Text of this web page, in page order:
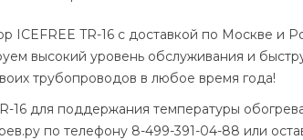
ICEFREE TR-16 с доставкой по Москве и
высокий уровень обслуживания и
трубопроводов в любое время года!
16 для поддержания температуры
по телефону 8-499-391-04-88 или